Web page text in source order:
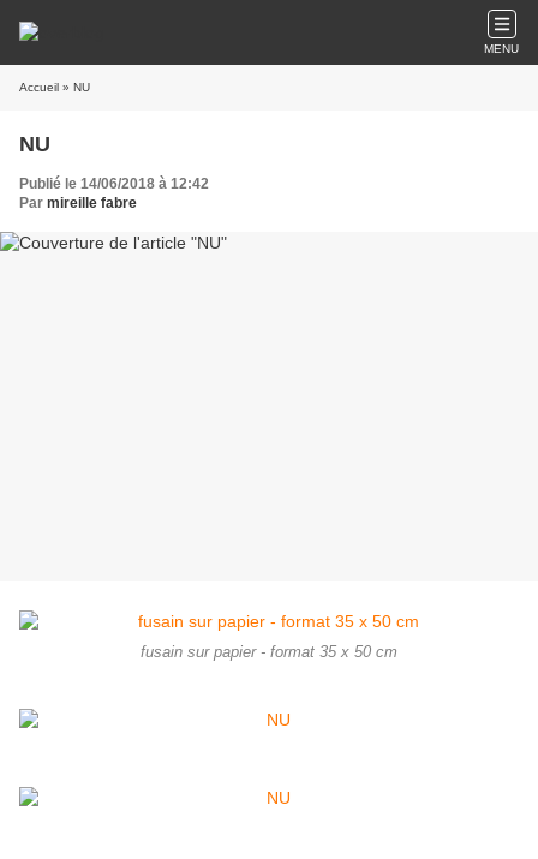
MENU
Accueil » NU
NU
Publié le 14/06/2018 à 12:42
Par mireille fabre
fusain sur papier - format 35 x 50 cm